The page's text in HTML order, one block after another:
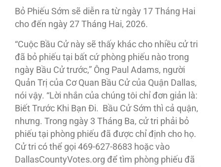
Bỏ Phiếu Sớm sẽ diễn ra từ ngày 17 Tháng Hai
cho đến ngày 27 Tháng Hai, 2026.
“Cuộc Bầu Cử này sẽ thấy khác cho nhiều cử tri
đã bỏ phiếu tại bất cứ phòng phiếu nào trong
ngày Bầu Cử trước,” Ông Paul Adams, người
Quản Trị của Cơ Quan Bầu Cử của Quận Dallas,
nói vậy. “Lời nhắn của chúng tôi chỉ đơn giản là:
Biết Trước Khi Bạn Đi. Bầu Cử Sớm thì cả quận,
nhưng. Trong ngày 3 Tháng Ba, cử tri phải bỏ
phiếu tại phòng phiếu đã được chỉ định cho họ.
Cử tri có thể gọi 469-627-8683 hoặc vào
DallasCountyVotes.org để tìm phòng phiếu đã